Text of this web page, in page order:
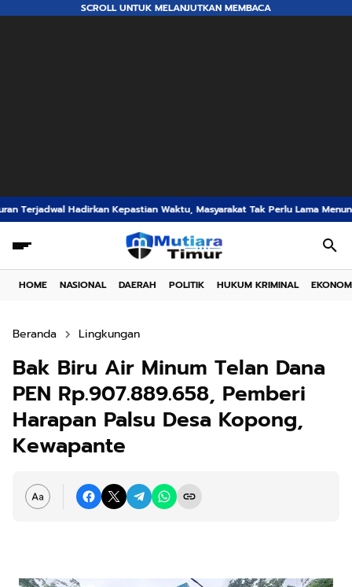
SCROLL UNTUK MELANJUTKAN MEMBACA
Waktu, Masyarakat Tak Perlu Lama Menunggu Layanan Pertanahan
HOME NASIONAL DAERAH POLITIK HUKUM KRIMINAL
Beranda Lingkungan
Bak Biru Air Minum Telan Dana
PEN Rp.907.889.658, Pemberi
Harapan Palsu Desa Kopong,
Kewapante